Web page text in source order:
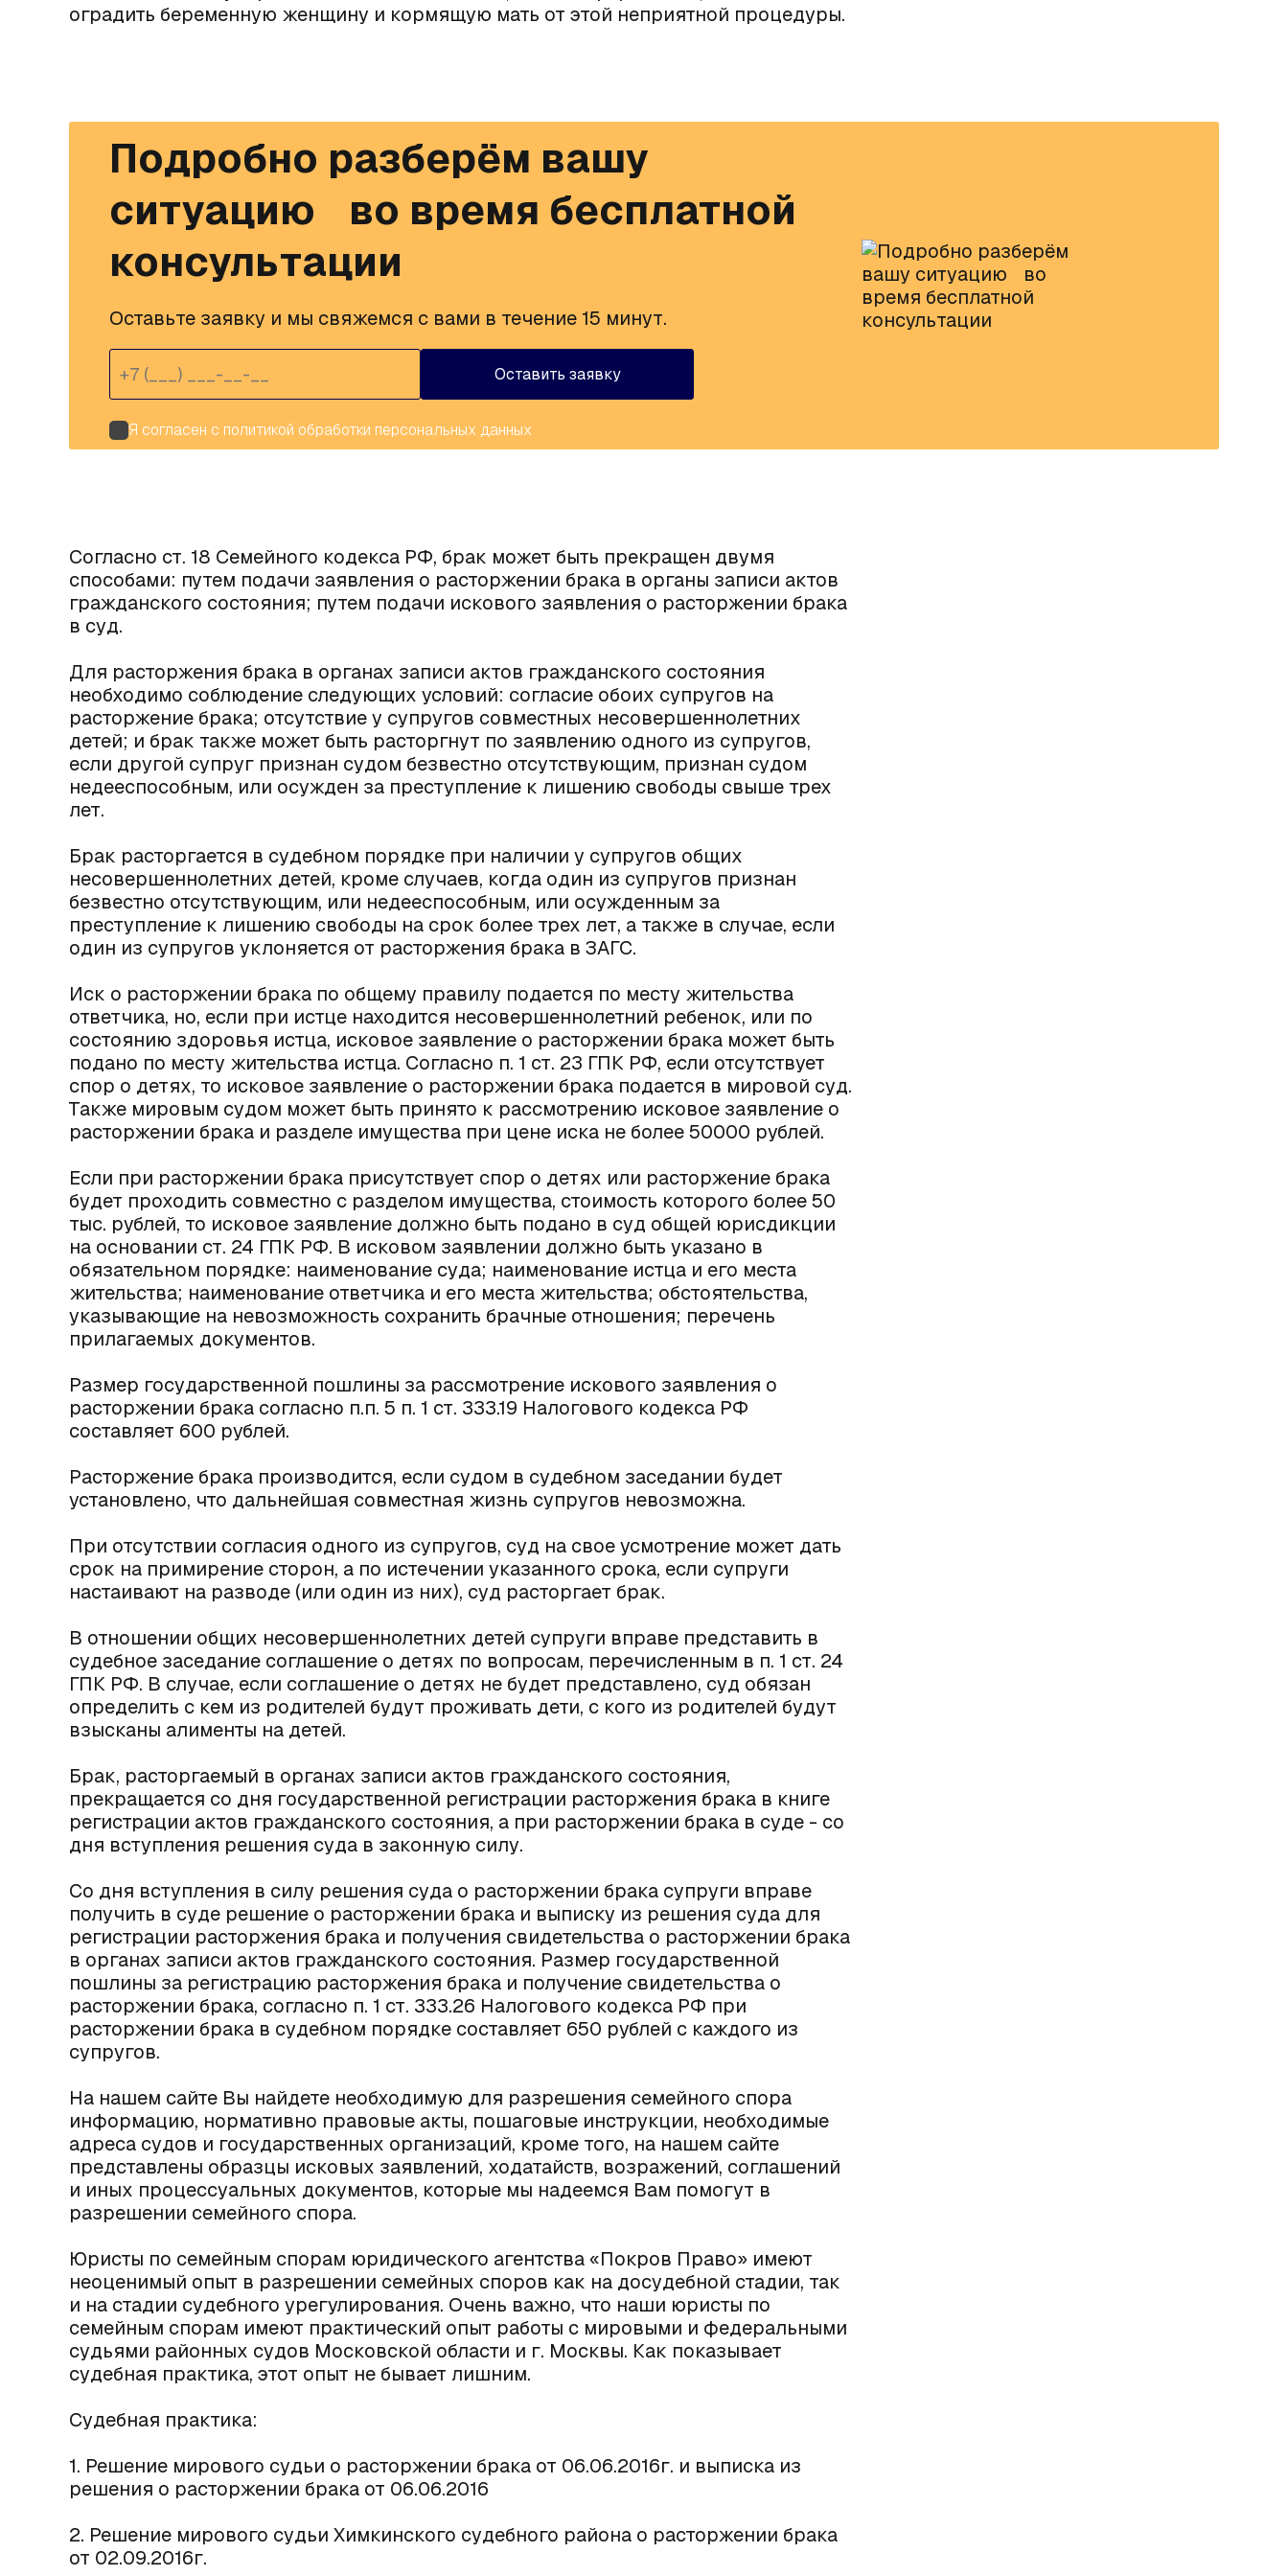
оградить беременную женщину и кормящую мать от этой неприятной процедуры.
Подробно разберём вашу
ситуацию во время бесплатной
консультации
Оставьте заявку и мы свяжемся с вами в течение 15 минут.
Оставить заявку
Я согласен с политикой обработки персональных данных
Согласно ст. 18 Семейного кодекса РФ, брак может быть прекращен двумя
способами: путем подачи заявления о расторжении брака в органы записи актов
гражданского состояния; путем подачи искового заявления о расторжении брака
в суд.
Для расторжения брака в органах записи актов гражданского состояния
необходимо соблюдение следующих условий: согласие обоих супругов на
расторжение брака; отсутствие у супругов совместных несовершеннолетних
детей; и брак также может быть расторгнут по заявлению одного из супругов,
если другой супруг признан судом безвестно отсутствующим, признан судом
недееспособным, или осужден за преступление к лишению свободы свыше трех
лет.
Брак расторгается в судебном порядке при наличии у супругов общих
несовершеннолетних детей, кроме случаев, когда один из супругов признан
безвестно отсутствующим, или недееспособным, или осужденным за
преступление к лишению свободы на срок более трех лет, а также в случае, если
один из супругов уклоняется от расторжения брака в ЗАГС.
Иск о расторжении брака по общему правилу подается по месту жительства
ответчика, но, если при истце находится несовершеннолетний ребенок, или по
состоянию здоровья истца, исковое заявление о расторжении брака может быть
подано по месту жительства истца. Согласно п. 1 ст. 23 ГПК РФ, если отсутствует
спор о детях, то исковое заявление о расторжении брака подается в мировой суд.
Также мировым судом может быть принято к рассмотрению исковое заявление о
расторжении брака и разделе имущества при цене иска не более 50000 рублей.
Если при расторжении брака присутствует спор о детях или расторжение брака
будет проходить совместно с разделом имущества, стоимость которого более 50
тыс. рублей, то исковое заявление должно быть подано в суд общей юрисдикции
на основании ст. 24 ГПК РФ. В исковом заявлении должно быть указано в
обязательном порядке: наименование суда; наименование истца и его места
жительства; наименование ответчика и его места жительства; обстоятельства,
указывающие на невозможность сохранить брачные отношения; перечень
прилагаемых документов.
Размер государственной пошлины за рассмотрение искового заявления о
расторжении брака согласно п.п. 5 п. 1 ст. 333.19 Налогового кодекса РФ
составляет 600 рублей.
Расторжение брака производится, если судом в судебном заседании будет
установлено, что дальнейшая совместная жизнь супругов невозможна.
При отсутствии согласия одного из супругов, суд на свое усмотрение может дать
срок на примирение сторон, а по истечении указанного срока, если супруги
настаивают на разводе (или один из них), суд расторгает брак.
В отношении общих несовершеннолетних детей супруги вправе представить в
судебное заседание соглашение о детях по вопросам, перечисленным в п. 1 ст. 24
ГПК РФ. В случае, если соглашение о детях не будет представлено, суд обязан
определить с кем из родителей будут проживать дети, с кого из родителей будут
взысканы алименты на детей.
Брак, расторгаемый в органах записи актов гражданского состояния,
прекращается со дня государственной регистрации расторжения брака в книге
регистрации актов гражданского состояния, а при расторжении брака в суде - со
дня вступления решения суда в законную силу.
Со дня вступления в силу решения суда о расторжении брака супруги вправе
получить в суде решение о расторжении брака и выписку из решения суда для
регистрации расторжения брака и получения свидетельства о расторжении брака
в органах записи актов гражданского состояния. Размер государственной
пошлины за регистрацию расторжения брака и получение свидетельства о
расторжении брака, согласно п. 1 ст. 333.26 Налогового кодекса РФ при
расторжении брака в судебном порядке составляет 650 рублей с каждого из
супругов.
На нашем сайте Вы найдете необходимую для разрешения семейного спора
информацию, нормативно правовые акты, пошаговые инструкции, необходимые
адреса судов и государственных организаций, кроме того, на нашем сайте
представлены образцы исковых заявлений, ходатайств, возражений, соглашений
и иных процессуальных документов, которые мы надеемся Вам помогут в
разрешении семейного спора.
Юристы по семейным спорам юридического агентства «Покров Право» имеют
неоценимый опыт в разрешении семейных споров как на досудебной стадии, так
и на стадии судебного урегулирования. Очень важно, что наши юристы по
семейным спорам имеют практический опыт работы с мировыми и федеральными
судьями районных судов Московской области и г. Москвы. Как показывает
судебная практика, этот опыт не бывает лишним.
Судебная практика:
1. Решение мирового судьи о расторжении брака от 06.06.2016г. и выписка из
решения о расторжении брака от 06.06.2016
2. Решение мирового судьи Химкинского судебного района о расторжении брака
от 02.09.2016г.